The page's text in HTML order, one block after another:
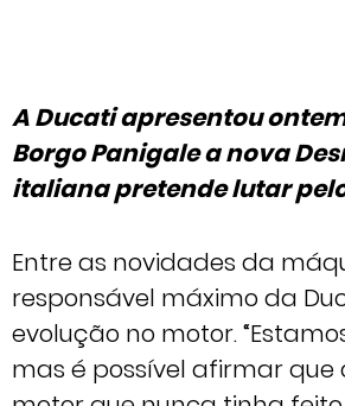
A Ducati apresentou
Borgo Panigale a nova
italiana pretende lutar
Entre as novidades da
responsável máximo da
evolução no motor.
mas é possível afirmar que